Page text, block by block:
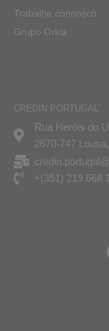
Trabalhe connosco
Grupo Orkla
CREDIN PORTUGAL
Rua Heróis do
2670-747
+(351) 219 668